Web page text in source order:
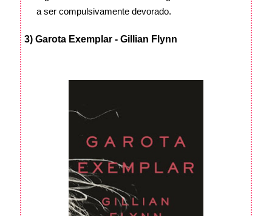
a ser compulsivamente devorado.
3) Garota Exemplar - Gillian Flynn